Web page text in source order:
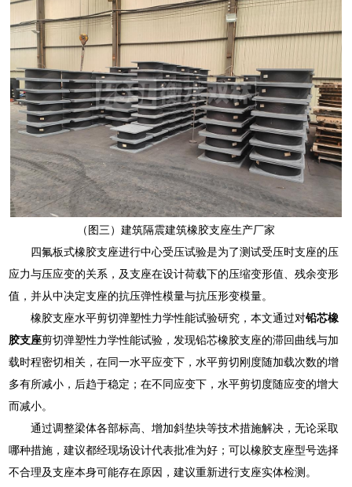
（图三）建筑隔震建筑橡胶支座生产厂家
四氟板式橡胶支座进行中心受压试验是为了测试受压时支座的压
应力与压应变的关系，及支座在设计荷载下的压缩变形值、残余变形
值，并从中决定支座的抗压弹性模量与抗压形变模量。
橡胶支座水平剪切弹塑性力学性能试验研究，本文通过对铅芯橡
胶支座剪切弹塑性力学性能试验，发现铅芯橡胶支座的滞回曲线与加
载时程密切相关，在同一水平应变下，水平剪切刚度随加载次数的增
多有所减小，后趋于稳定；在不同应变下，水平剪切度随应变的增大
而减小。
通过调整梁体各部标高、增加斜垫块等技术措施解决，无论采取
哪种措施，建议都经现场设计代表批准为好；可以橡胶支座型号选择
不合理及支座本身可能存在原因，建议重新进行支座实体检测。